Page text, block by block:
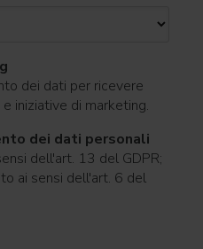
dei dati per ricevere
iniziative di marketing.
dei dati personali
dell'art. 13 del GDPR;
ai sensi dell'art. 6 del